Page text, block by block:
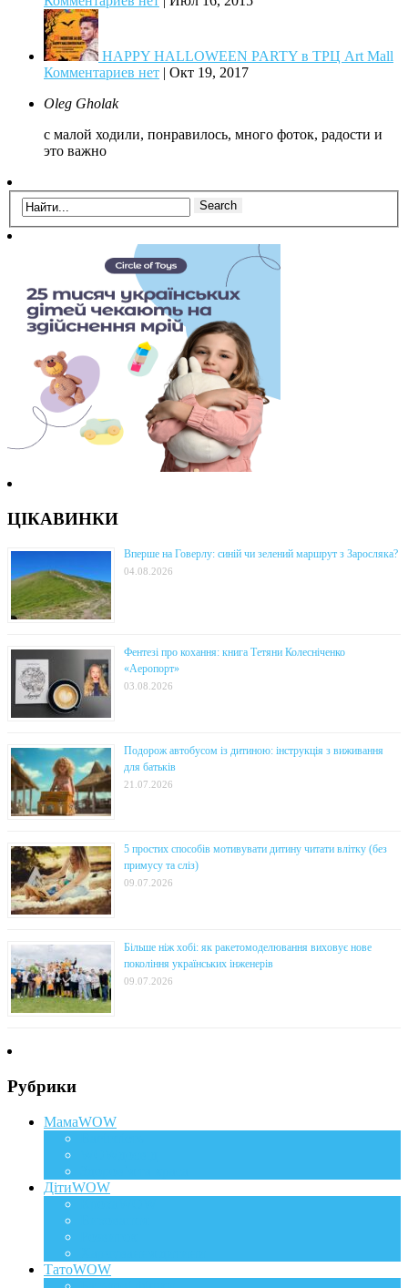
HAPPY HALLOWEEN PARTY в ТРЦ Art Mall
Комментариев нет | Окт 19, 2017
Oleg Gholak
с малой ходили, понравилось, много фоток, радости и
это важно
ЦІКАВИНКИ
Вперше на Говерлу: синій чи зелений маршрут з Заросляка?
04.08.2026
Фентезі про кохання: книга Тетяни Колесніченко
«Аеропорт»
03.08.2026
Подорож автобусом із дитиною: інструкція з виживання
для батьків
21.07.2026
5 простих способів мотивувати дитину читати влітку (без
примусу та сліз)
09.07.2026
Більше ніж хобі: як ракетомоделювання виховує нове
покоління українських інженерів
09.07.2026
Рубрики
МамаWOW
ДітиWOW
ТатоWOW